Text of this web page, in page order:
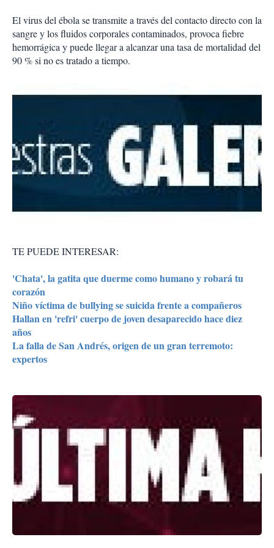
El virus del ébola se transmite a través del contacto directo con la
sangre y los fluidos corporales contaminados, provoca fiebre
hemorrágica y puede llegar a alcanzar una tasa de mortalidad del
90 % si no es tratado a tiempo.
TE PUEDE INTERESAR:
'Chata', la gatita que duerme como humano y robará tu
corazón
Niño víctima de bullying se suicida frente a compañeros
Hallan en 'refri' cuerpo de joven desaparecido hace diez
años
La falla de San Andrés, origen de un gran terremoto:
expertos